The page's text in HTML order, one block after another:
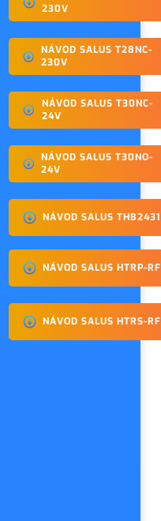
230V
NÁVOD SALUS T28NC-
230V
NÁVOD SALUS T30NC-
24V
NÁVOD SALUS T30NO-
24V
NÁVOD SALUS THB2431
NÁVOD SALUS HTRP-RF
NÁVOD SALUS HTRS-RF